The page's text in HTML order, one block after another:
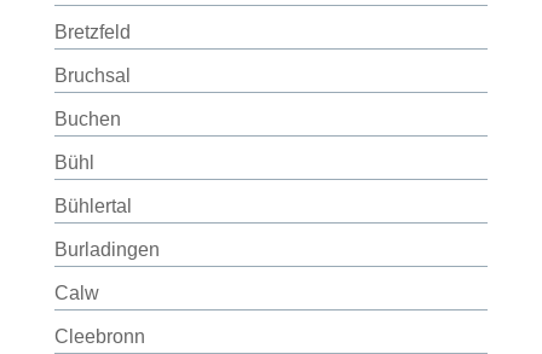
Bretzfeld
Bruchsal
Buchen
Bühl
Bühlertal
Burladingen
Calw
Cleebronn